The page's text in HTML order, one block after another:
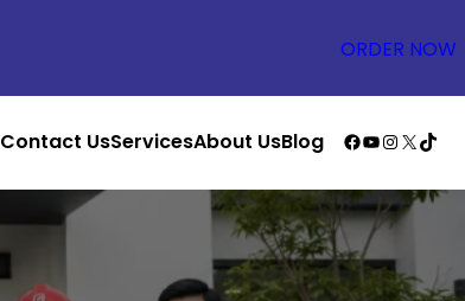
ORDER NOW
Contact UsServicesAbout UsBlog Facebook
YouTube
X